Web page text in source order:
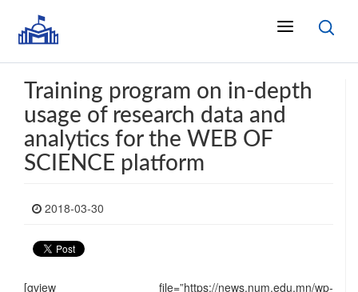
Training program on in-depth
usage of research data and
analytics for the WEB OF
SCIENCE platform
2018-03-30
[gview file=”https://news.num.edu.mn/wp-